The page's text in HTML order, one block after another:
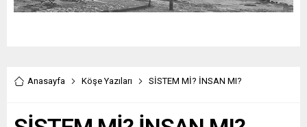
Anasayfa Köşe Yazıları SİSTEM Mİ? İNSAN MI?